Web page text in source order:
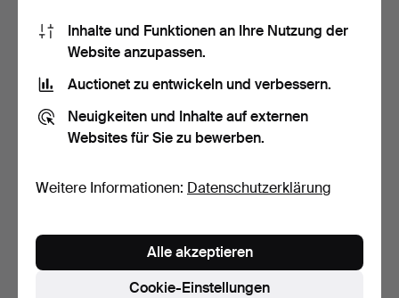
TINTENFASS, Louis-XVI-
Stil, Frankreich, fr…
7 Tage
Schätzwert
STÄNDER FÜR
WISSENSCHAFTLICHES
INSTRUMENT,…
7 Tage
Schätzwert
Inhalte und Funktionen an Ihre Nutzung der
Website anzupassen.
Auctionet zu entwickeln und verbessern.
Neuigkeiten und Inhalte auf externen
Websites für Sie zu bewerben.
Weitere Informationen: Datenschutzerklärung
Cookie-Einstellungen
Alle akzeptieren